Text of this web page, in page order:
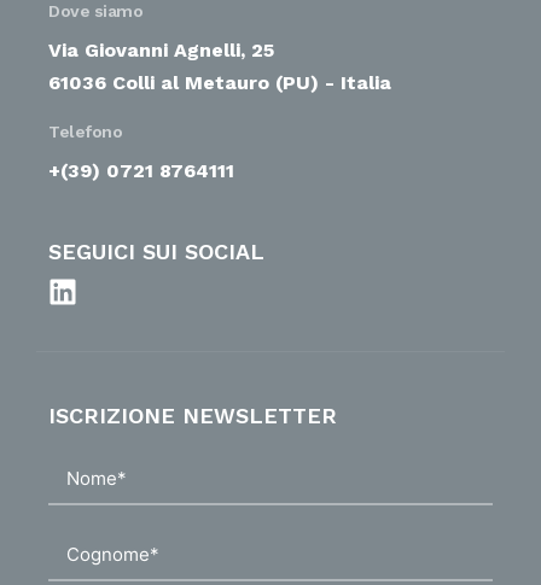
Dove siamo
Via Giovanni Agnelli, 25
61036 Colli al Metauro (PU) - Italia
Telefono
+(39) 0721 8764111
SEGUICI SUI SOCIAL
ISCRIZIONE NEWSLETTER